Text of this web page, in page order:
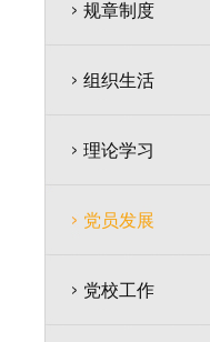
规章制度
组织生活
理论学习
党员发展
党校工作